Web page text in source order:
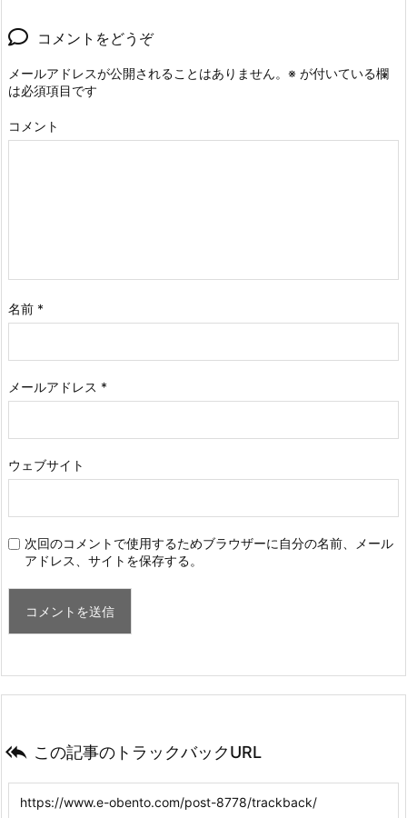
コメントをどうぞ
メールアドレスが公開されることはありません。 ※ が付いている欄
は必須項目です
コメント
名前 *
メールアドレス *
ウェブサイト
次回のコメントで使用するためブラウザーに自分の名前、メール
アドレス、サイトを保存する。
 この記事のトラックバックURL